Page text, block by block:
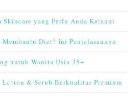
yang Perlu Anda Ketahui
Diet? Ini Penjelasannya
untuk Wanita Usia 35+
Lotion & Scrub Berkualitas Premium